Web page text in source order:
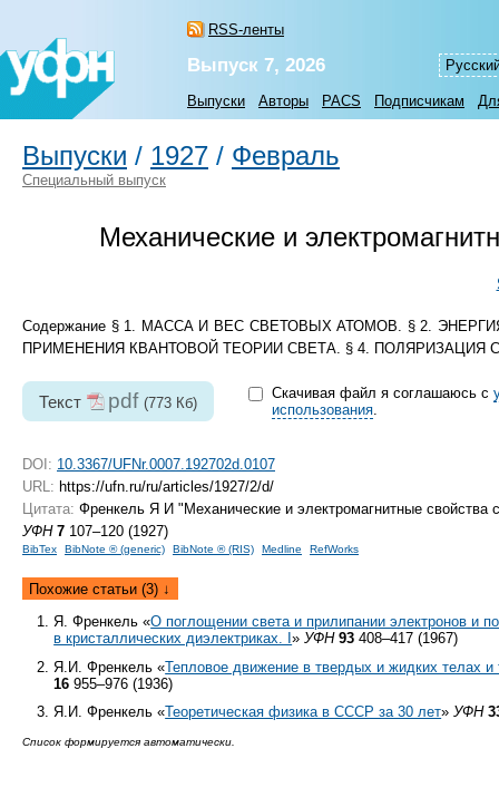
RSS-ленты
Выпуск 7, 2026
Выпуски Авторы PACS Подписчикам
Выпуски / 1927 / Февраль
Специальный выпуск
Механические и
Содержание § 1. МАССА И ВЕС СВЕТОВЫХ АТОМОВ. § 2.
ПРИМЕНЕНИЯ КВАНТОВОЙ ТЕОРИИ СВЕТА. § 4.
Текст pdf (773 Кб)
Скачивая файл я соглашаюсь с
использования.
DOI: 10.3367/UFNr.0007.192702d.0107
URL: https://ufn.ru/ru/articles/1927/2/d/
Цитата: Френкель Я И "Механические и электромагнитные свойства
УФН 7 107–120 (1927)
BibTex BibNote ® (generic) BibNote ® (RIS) Medline RefWorks
Похожие статьи (3) ↓
Я. Френкель «О поглощении света и прилипании электронов и
в кристаллических диэлектриках. I»УФН 93 408–417 (1967)
Я.И. Френкель «Тепловое движение в твердых и жидких телах и
16 955–976 (1936)
Я.И. Френкель «Теоретическая физика в СССР за 30 лет»УФН
Список формируется автоматически.